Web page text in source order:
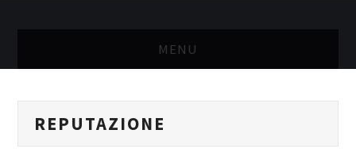
MENU
MASTER MARKETING & RETAIL
REPUTAZIONE